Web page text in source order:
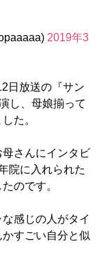
2019年3
日放送の『サン
し、母娘揃って
た。
さんにインタビ
院に入れられた
のです。
感じの人がタイ
すごい自分と似